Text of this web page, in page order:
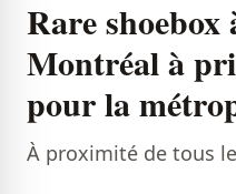
Rare shoebox
Montréal à
pour la
À proximité de tous